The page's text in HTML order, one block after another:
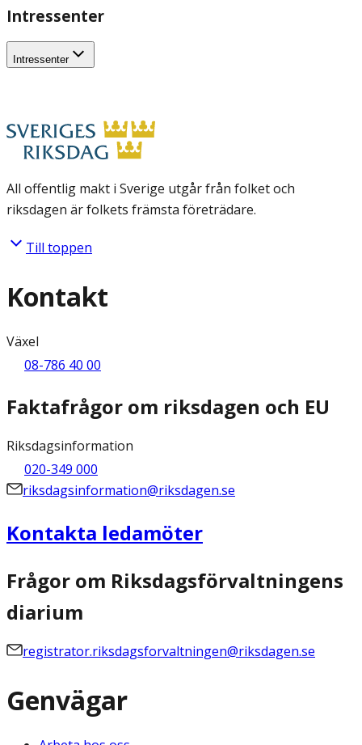
Intressenter
Intressenter
All offentlig makt i Sverige utgår från folket och
riksdagen är folkets främsta företrädare.
Till toppen
Kontakt
Växel
08-786 40 00
Faktafrågor om riksdagen och EU
Riksdagsinformation
020-349 000
riksdagsinformation@riksdagen.se
Kontakta ledamöter
Frågor om Riksdagsförvaltningens
diarium
registrator.riksdagsforvaltningen@riksdagen.se
Genvägar